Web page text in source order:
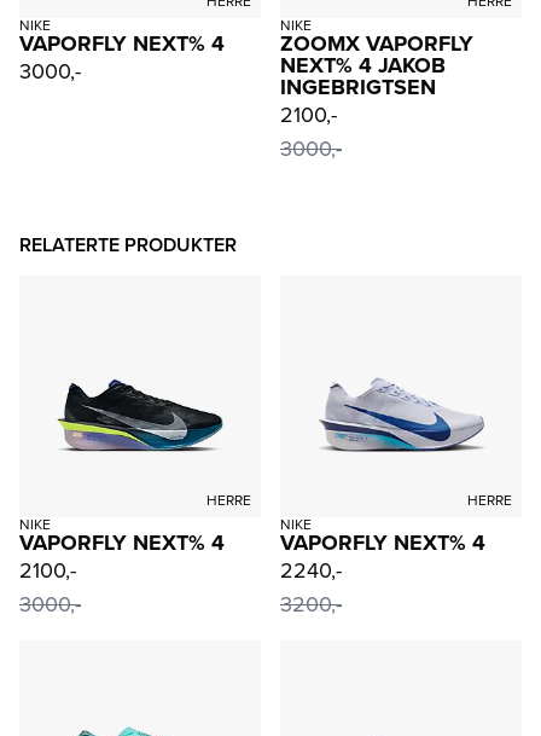
NIKE
VAPORFLY NEXT% 4
3000,-
NIKE
ZOOMX VAPORFLY
NEXT% 4 JAKOB
INGEBRIGTSEN
2100,-
3000,-
RELATERTE PRODUKTER
HERRE
NIKE
VAPORFLY NEXT% 4
2100,-
3000,-
HERRE
NIKE
VAPORFLY NEXT% 4
2240,-
3200,-